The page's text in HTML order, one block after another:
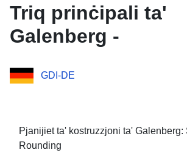
Triq prinċipali ta'
Galenberg -
GDI-DE
Pjanijiet ta' kostruzzjoni ta' Galenberg:
Rounding